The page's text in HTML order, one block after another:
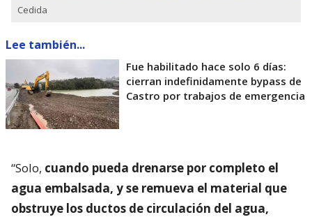
Cedida
Lee también...
Fue habilitado hace solo 6 días:
cierran indefinidamente bypass de
Castro por trabajos de emergencia
“Solo, cuando pueda drenarse por completo el
agua embalsada, y se remueva el material que
obstruye los ductos de circulación del agua,